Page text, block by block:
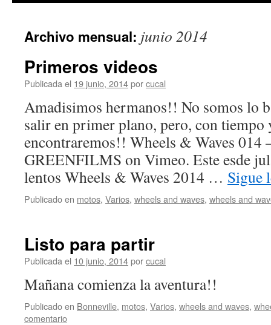
Archivo mensual: junio 2014
Primeros videos
Publicada el 19 junio, 2014porcucal
Amadisimos hermanos!! No somos lo
salir en primer plano, pero, con tiempo
encontraremos!! Wheels & Waves 014
GREENFILMS on Vimeo. Este esde
lentos Wheels & Waves 2014 … Sigue
Publicado en motos, Varios, wheels and waves, wheels and
Listo para partir
Publicada el 10 junio, 2014porcucal
Mañana comienza la aventura!!
Publicado en Bonneville, motos, Varios, wheels and waves,
comentario